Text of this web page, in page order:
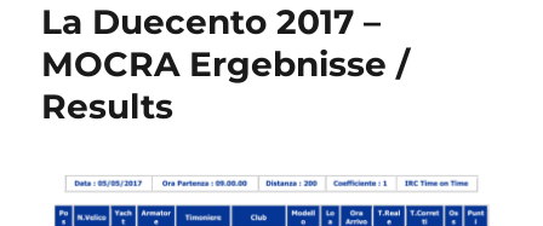
La Duecento 2017 –
MOCRA Ergebnisse /
Results